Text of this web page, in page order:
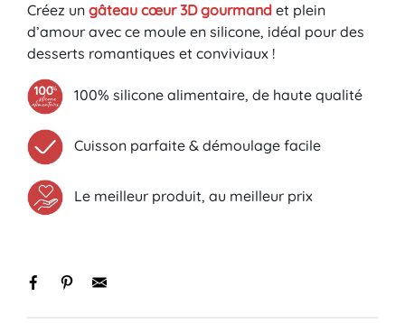
Créez un gâteau cœur 3D gourmand et plein
d’amour avec ce moule en silicone, idéal pour des
desserts romantiques et conviviaux !
100% silicone alimentaire, de haute qualité
Cuisson parfaite & démoulage facile
Le meilleur produit, au meilleur prix